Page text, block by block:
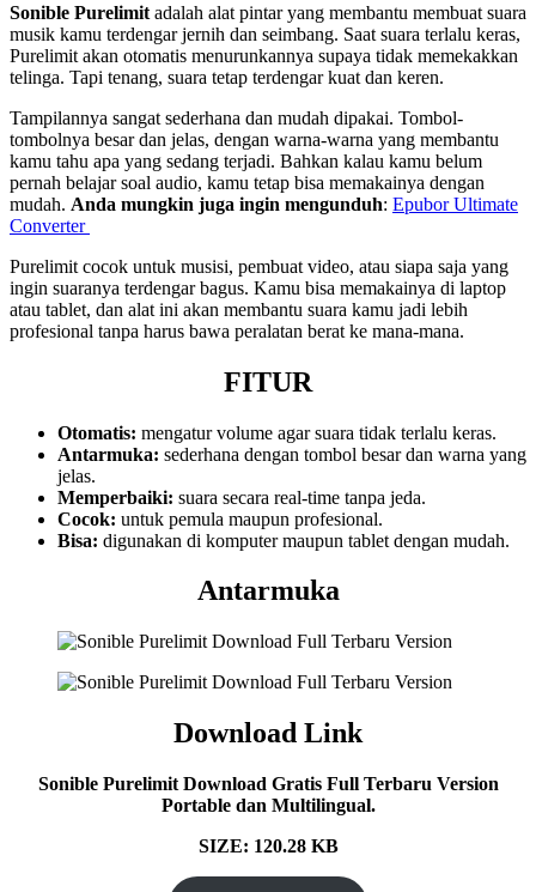
Sonible Purelimit adalah alat pintar yang membantu membuat suara
musik kamu terdengar jernih dan seimbang. Saat suara terlalu keras,
Purelimit akan otomatis menurunkannya supaya tidak memekakkan
telinga. Tapi tenang, suara tetap terdengar kuat dan keren.
Tampilannya sangat sederhana dan mudah dipakai. Tombol-
tombolnya besar dan jelas, dengan warna-warna yang membantu
kamu tahu apa yang sedang terjadi. Bahkan kalau kamu belum
pernah belajar soal audio, kamu tetap bisa memakainya dengan
mudah. Anda mungkin juga ingin mengunduh: Epubor Ultimate
Converter
Purelimit cocok untuk musisi, pembuat video, atau siapa saja yang
ingin suaranya terdengar bagus. Kamu bisa memakainya di laptop
atau tablet, dan alat ini akan membantu suara kamu jadi lebih
profesional tanpa harus bawa peralatan berat ke mana-mana.
FITUR
Otomatis: mengatur volume agar suara tidak terlalu keras.
Antarmuka: sederhana dengan tombol besar dan warna yang
jelas.
Memperbaiki: suara secara real-time tanpa jeda.
Cocok: untuk pemula maupun profesional.
Bisa: digunakan di komputer maupun tablet dengan mudah.
Antarmuka
Download Link
Sonible Purelimit Download Gratis Full Terbaru Version
Portable dan Multilingual.
SIZE: 120.28 KB